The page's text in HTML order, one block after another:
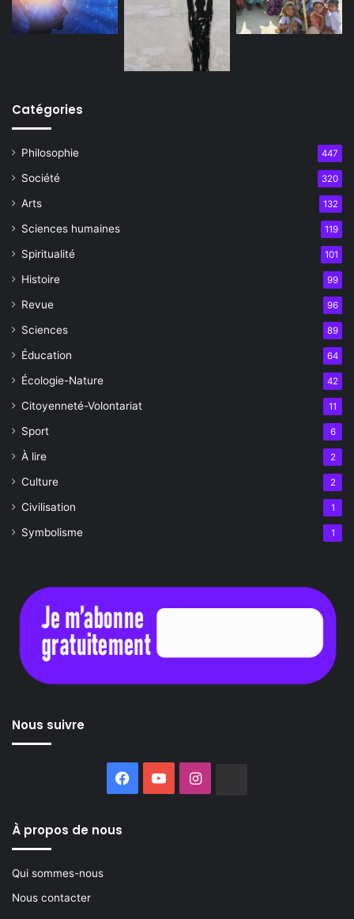
Catégories
Philosophie 447
Société 320
Arts 132
Sciences humaines 119
Spiritualité 101
Histoire 99
Revue 96
Sciences 89
Éducation 64
Écologie-Nature 42
Citoyenneté-Volontariat 11
Sport 6
À lire 2
Culture 2
Civilisation 1
Symbolisme 1
Nous suivre
Facebook
YouTubeInstagram
À propos de nous
Qui sommes-nous
Nous contacter